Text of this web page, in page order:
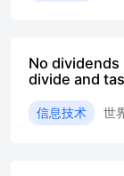
No
divide and
信息技术 世